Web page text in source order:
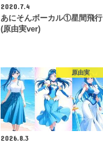
2020.7.4
あにそんボーカル①星間飛行
(原由実ver)
原由実
2026.8.3